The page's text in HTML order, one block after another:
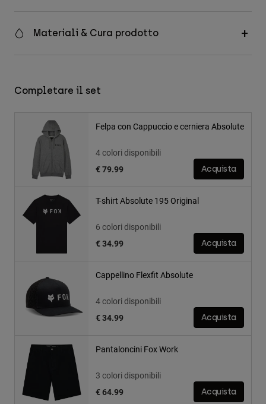
Materiali & Cura prodotto
Completare il set
Felpa con Cappuccio e cerniera Absolute
4 colori disponibili
€ 79.99
Acquista
T-shirt Absolute 195 Original
6 colori disponibili
€ 34.99
Acquista
Cappellino Flexfit Absolute
4 colori disponibili
€ 34.99
Acquista
Pantaloncini Fox Work
3 colori disponibili
€ 64.99
Acquista